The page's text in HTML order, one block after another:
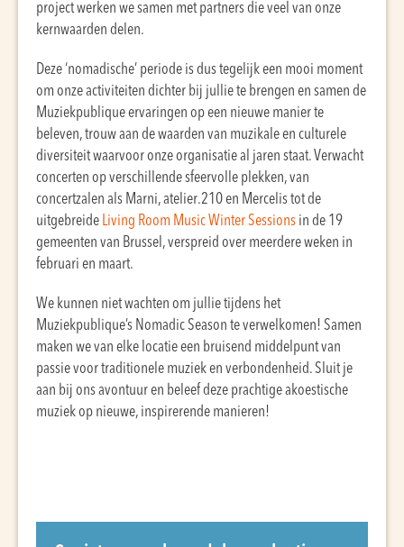
project werken we samen met partners die veel van onze
kernwaarden delen.
Deze ‘nomadische’ periode is dus tegelijk een mooi moment
om onze activiteiten dichter bij jullie te brengen en samen de
Muziekpublique ervaringen op een nieuwe manier te
beleven, trouw aan de waarden van muzikale en culturele
diversiteit waarvoor onze organisatie al jaren staat. Verwacht
concerten op verschillende sfeervolle plekken, van
concertzalen als Marni, atelier.210 en Mercelis tot de
uitgebreide Living Room Music Winter Sessions in de 19
gemeenten van Brussel, verspreid over meerdere weken in
februari en maart.
We kunnen niet wachten om jullie tijdens het
Muziekpublique’s Nomadic Season te verwelkomen! Samen
maken we van elke locatie een bruisend middelpunt van
passie voor traditionele muziek en verbondenheid. Sluit je
aan bij ons avontuur en beleef deze prachtige akoestische
muziek op nieuwe, inspirerende manieren!